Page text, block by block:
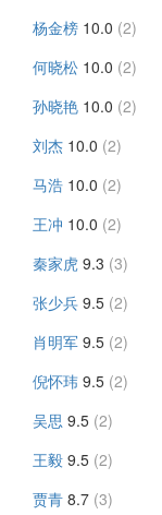
杨金榜 10.0 (2)
何晓松 10.0 (2)
孙晓艳 10.0 (2)
刘杰 10.0 (2)
马浩 10.0 (2)
王冲 10.0 (2)
秦家虎 9.3 (3)
张少兵 9.5 (2)
肖明军 9.5 (2)
倪怀玮 9.5 (2)
吴思 9.5 (2)
王毅 9.5 (2)
贾青 8.7 (3)